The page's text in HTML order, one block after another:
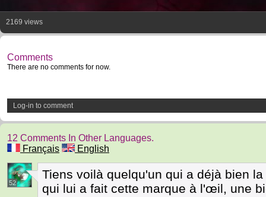
2169 views
Comments
There are no comments for now.
Log-in to comment
12 Comments In Other Languages.
Français
English
52
Tiens voilà quelqu'un qui a déjà bien
qui lui a fait cette marque à l'œil, une